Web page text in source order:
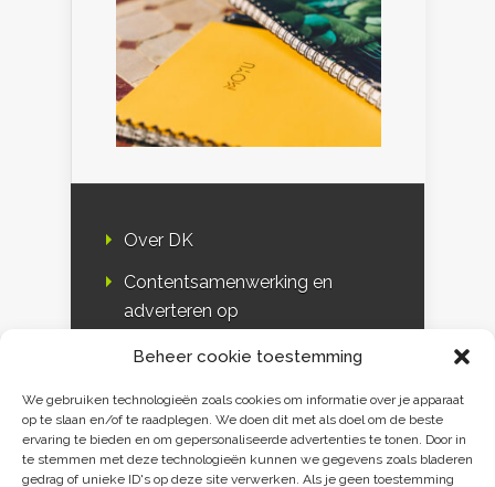
Beheer cookie toestemming
We gebruiken technologieën zoals cookies om informatie over je apparaat
op te slaan en/of te raadplegen. We doen dit met als doel om de beste
ervaring te bieden en om gepersonaliseerde advertenties te tonen. Door in
te stemmen met deze technologieën kunnen we gegevens zoals bladeren
gedrag of unieke ID's op deze site verwerken. Als je geen toestemming
Over DK
Contentsamenwerking en
adverteren op
DK & media
Disclaimer